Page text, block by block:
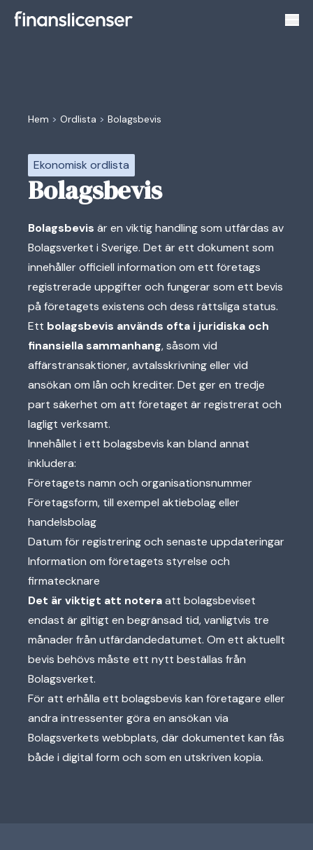
Hem > Ordlista > Bolagsbevis
Ekonomisk ordlista
Bolagsbevis
Bolagsbevis är en viktig handling som utfärdas av
Bolagsverket i Sverige. Det är ett dokument som
innehåller officiell information om ett företags
registrerade uppgifter och fungerar som ett bevis
på företagets existens och dess rättsliga status.
Ett bolagsbevis används ofta i juridiska och
finansiella sammanhang, såsom vid
affärstransaktioner, avtalsskrivning eller vid
ansökan om lån och krediter. Det ger en tredje
part säkerhet om att företaget är registrerat och
lagligt verksamt.
Innehållet i ett bolagsbevis kan bland annat
inkludera:
Företagets namn och organisationsnummer
Företagsform, till exempel aktiebolag eller
handelsbolag
Datum för registrering och senaste uppdateringar
Information om företagets styrelse och
firmatecknare
Det är viktigt att noteraatt bolagsbeviset
endast är giltigt en begränsad tid, vanligtvis tre
månader från utfärdandedatumet. Om ett aktuellt
bevis behövs måste ett nytt beställas från
Bolagsverket.
För att erhålla ett bolagsbevis kan företagare eller
andra intressenter göra en ansökan via
Bolagsverkets webbplats, där dokumentet kan fås
både i digital form och som en utskriven kopia.